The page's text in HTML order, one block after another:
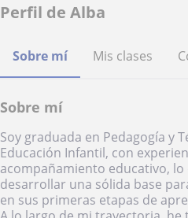
Perfil de Alba
Sobre mí Mis clases
Sobre mí
Soy graduada en Pedagogía y
Educación Infantil, con
acompañamiento educativo,
desarrollar una sólida base
en sus primeras etapas de